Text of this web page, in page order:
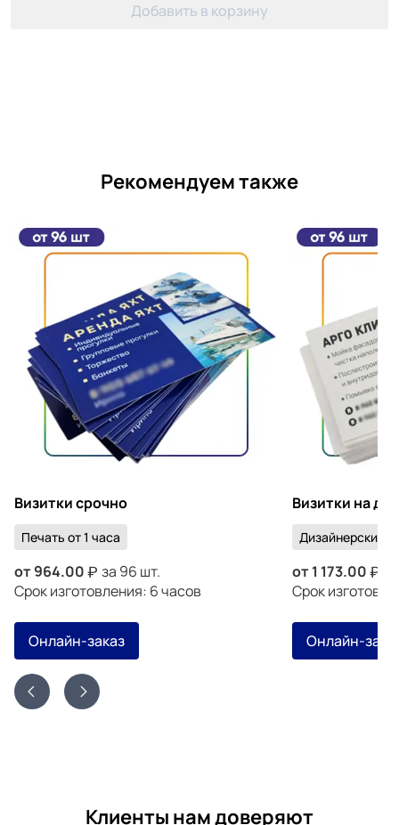
Добавить в корзину
Рекомендуем также
Визитки срочно
Печать от 1 часа
от964.00
за 96 шт.
Срок изготовления: 6 часов
Онлайн-заказ
Визитки на
Дизайнерский
от 1 173.00
Срок
Онлайн-
Клиенты нам доверяют